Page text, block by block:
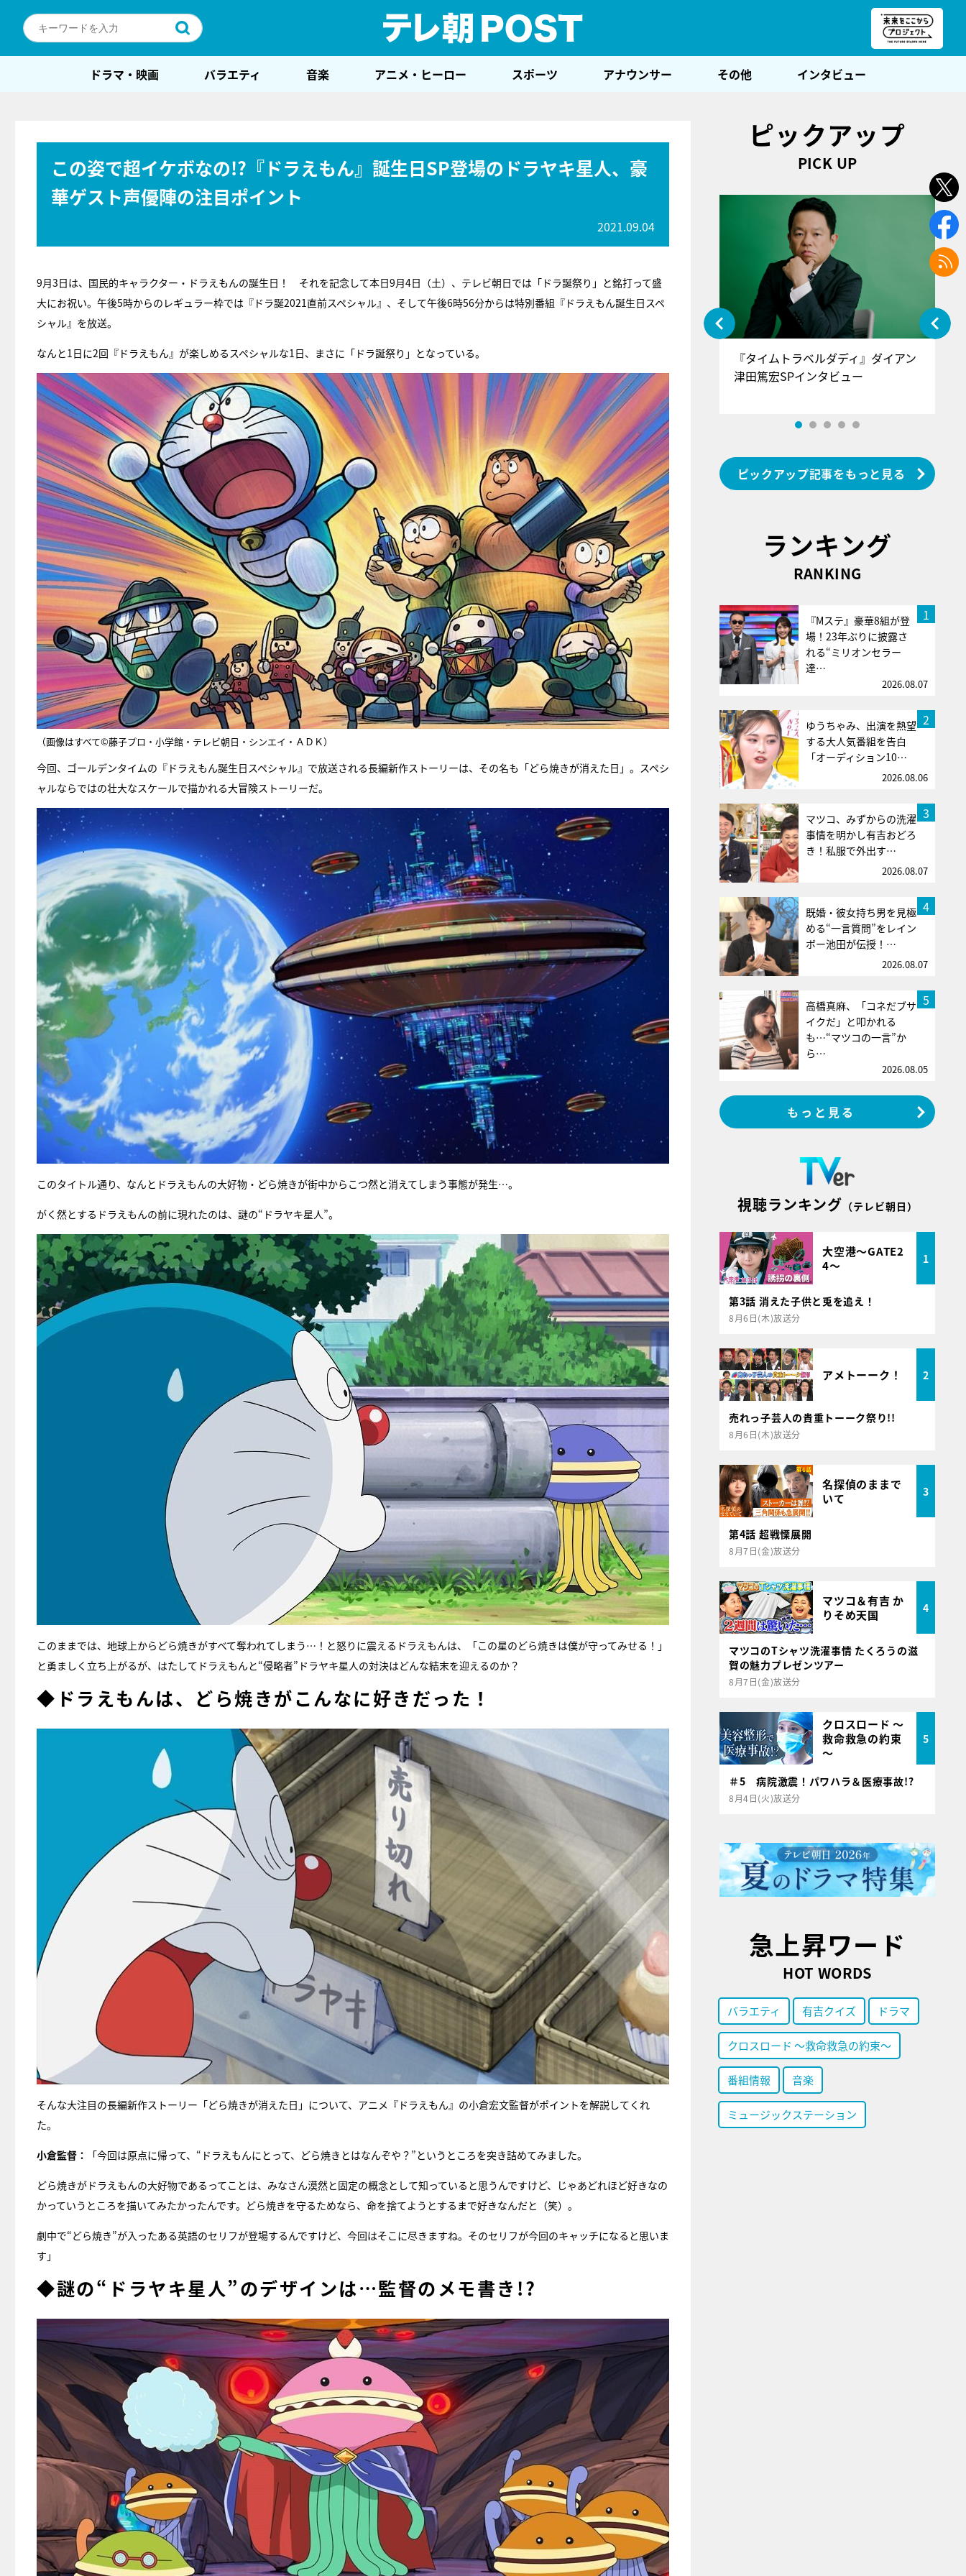
ドラマ・映画 バラエティ 音楽 アニメ・ヒーロー スポーツ アナウンサー その他 インタビュー
この姿で超イケボなの!?『ドラえもん』誕生日SP登場のドラヤキ星人、豪
華ゲスト声優陣の注目ポイント
2021.09.04
9月3日は、国民的キャラクター・ドラえもんの誕生日！ それを記念して本日9月4日（土）、テレビ朝日では「ドラ誕祭り」と銘打って盛
大にお祝い。午後5時からのレギュラー枠では『ドラ誕2021直前スペシャル』、そして午後6時56分からは特別番組『ドラえもん誕生日スペ
シャル』を放送。
なんと1日に2回『ドラえもん』が楽しめるスペシャルな1日、まさに「ドラ誕祭り」となっている。
（画像はすべて©藤子プロ・小学館・テレビ朝日・シンエイ・ＡＤＫ）
今回、ゴールデンタイムの『ドラえもん誕生日スペシャル』で放送される長編新作ストーリーは、その名も「どら焼きが消えた日」。スペシ
ャルならではの壮大なスケールで描かれる大冒険ストーリーだ。
このタイトル通り、なんとドラえもんの大好物・どら焼きが街中からこつ然と消えてしまう事態が発生…。
がく然とするドラえもんの前に現れたのは、謎の“ドラヤキ星人”。
このままでは、地球上からどら焼きがすべて奪われてしまう…！と怒りに震えるドラえもんは、「この星のどら焼きは僕が守ってみせる！」
と勇ましく立ち上がるが、はたしてドラえもんと“侵略者”ドラヤキ星人の対決はどんな結末を迎えるのか？
◆ドラえもんは、どら焼きがこんなに好きだった！
そんな大注目の長編新作ストーリー「どら焼きが消えた日」について、アニメ『ドラえもん』の小倉宏文監督がポイントを解説してくれ
た。
小倉監督： 「今回は原点に帰って、“ドラえもんにとって、どら焼きとはなんぞや？”というところを突き詰めてみました。
どら焼きがドラえもんの大好物であるってことは、みなさん漠然と固定の概念として知っていると思うんですけど、じゃあどれほど好きなの
かっていうところを描いてみたかったんです。どら焼きを守るためなら、命を捨てようとするまで好きなんだと（笑）。
劇中で“どら焼き”が入ったある英語のセリフが登場するんですけど、今回はそこに尽きますね。そのセリフが今回のキャッチになると思いま
す」
◆謎の“ドラヤキ星人”のデザインは…監督のメモ書き!?
ピックアップ
PICK UP
E齋藤樹愛羅＆佐々木舞香SPインタ
ビュー
『タイムトラベルダディ』ダイアン
津田篤宏SPインタビュー
ピックアップ記事をもっと見る
ランキング
RANKING
1
『Mステ』豪華8組が登
場！23年ぶりに披露さ
れる“ミリオンセラー
達…
2026.08.07
2
ゆうちゃみ、出演を熱望
する大人気番組を告白
「オーディション10…
2026.08.06
3
マツコ、みずからの洗濯
事情を明かし有吉おどろ
き！私服で外出す…
2026.08.07
4
既婚・彼女持ち男を見極
める“一言質問”をレイン
ボー池田が伝授！…
2026.08.07
5
高橋真麻、「コネだブサ
イクだ」と叩かれる
も…“マツコの一言”か
ら…
2026.08.05
もっと見る
視聴ランキング （テレビ朝日）
大空港～GATE2
4～
1
第3話 消えた子供と兎を追え！
8月6日(木)放送分
アメトーーク！ 2
売れっ子芸人の貴重トーーク祭り!!
8月6日(木)放送分
名探偵のままで
いて
3
第4話 超戦慄展開
8月7日(金)放送分
マツコ＆有吉 か
りそめ天国
4
マツコのTシャツ洗濯事情 たくろうの滋
賀の魅力プレゼンツアー
8月7日(金)放送分
クロスロード ～
救命救急の約束
～
5
＃5 病院激震！パワハラ＆医療事故!?
8月4日(火)放送分
急上昇ワード
HOT WORDS
バラエティ 有吉クイズ ドラマ
クロスロード ～救命救急の約束～
番組情報 音楽
ミュージックステーション